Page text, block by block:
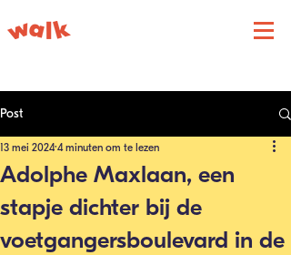
Post
Adolphe Maxlaan, een
stapje dichter bij de
voetgangersboulevard in de
13 mei 2024 4 minuten om te lezen